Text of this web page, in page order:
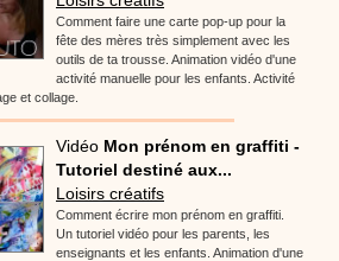
Comment faire une carte pop-up pour la
fête des mères très simplement avec les
outils de ta trousse. Animation vidéo d'une
activité manuelle pour les enfants. Activité
et collage.
Vidéo Mon prénom en graffiti -
Tutoriel destiné aux...
Loisirs créatifs
Comment écrire mon prénom en graffiti.
Un tutoriel vidéo pour les parents, les
enseignants et les enfants. Animation d'une